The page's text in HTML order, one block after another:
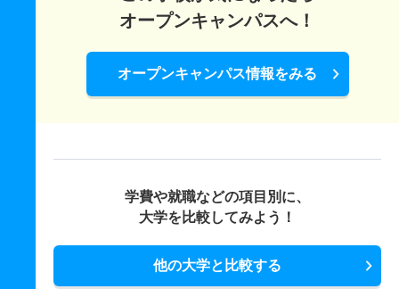
オープンキャンパスへ！
オープンキャンパス情報をみる
学費や就職などの項目別に、
大学を比較してみよう！
他の大学と比較する